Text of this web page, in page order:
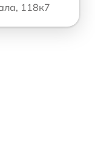
118к7